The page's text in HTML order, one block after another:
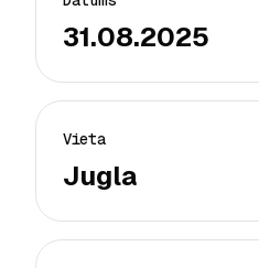
31.08.2025
Vieta
Jugla